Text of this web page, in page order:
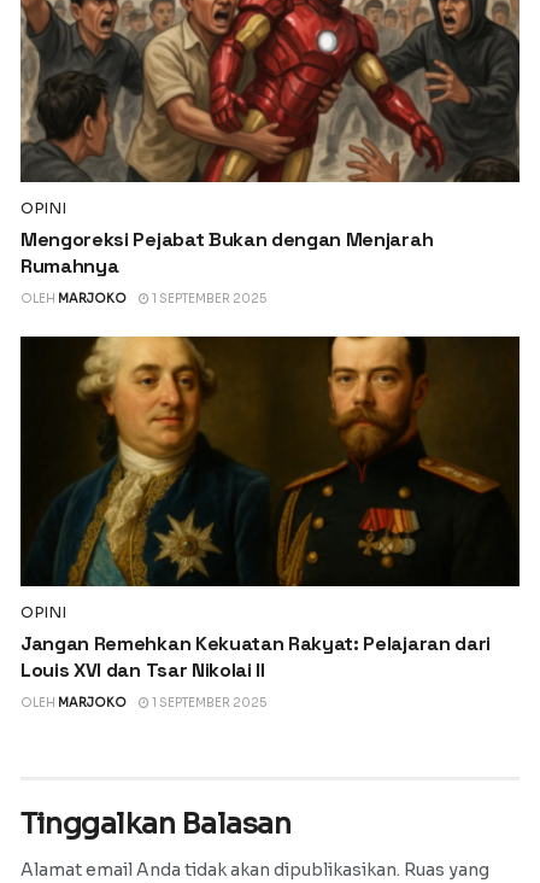
OPINI
Mengoreksi Pejabat Bukan dengan Menjarah
Rumahnya
OLEH MARJOKO 1 SEPTEMBER 2025
OPINI
Jangan Remehkan Kekuatan Rakyat: Pelajaran dari
Louis XVI dan Tsar Nikolai II
OLEH MARJOKO 1 SEPTEMBER 2025
Tinggalkan Balasan
Alamat email Anda tidak akan dipublikasikan. Ruas yang